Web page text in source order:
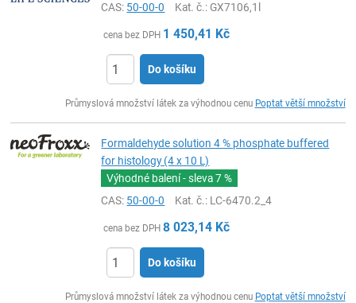
CAS: 50-00-0 Kat. č.: GX7106,1l
cena bez DPH 1 450,41 Kč
Do košíku
Průmyslová množství látek za výhodnou cenu Poptat větší množství
Formaldehyde solution 4 % phosphate buffered
for histology (4 x 10 L)
Výhodné balení - sleva7 %
CAS: 50-00-0 Kat. č.: LC-6470.2_4
cena bez DPH 8 023,14 Kč
Do košíku
Průmyslová množství látek za výhodnou cenu Poptat větší množství